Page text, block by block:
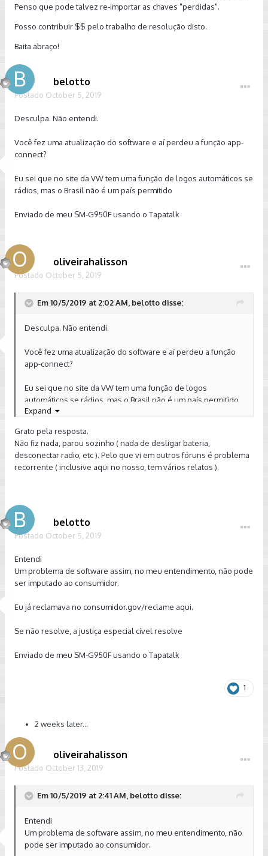
Penso que pode talvez re-importar as chaves "perdidas".
Posso contribuir $$ pelo trabalho de resolução disto.
Baita abraço!
belotto
Postado October 5, 2019
Desculpa. Não entendi.
Você fez uma atualização do software e aí perdeu a função app-
connect?
Eu sei que no site da VW tem uma função de logos automáticos se
rádios, mas o Brasil não é um país permitido
Enviado de meu SM-G950F usando o Tapatalk
oliveirahalisson
Postado October 5, 2019
Em 10/5/2019 at 2:02 AM, belotto disse:
Desculpa. Não entendi.
Você fez uma atualização do software e aí perdeu a função
app-connect?
Eu sei que no site da VW tem uma função de logos
automáticos se rádios, mas o Brasil não é um país permitido
Expand
Grato pela resposta.
Não fiz nada, parou sozinho ( nada de desligar bateria,
desconectar radio, etc ). Pelo que vi em outros fóruns é problema
recorrente ( inclusive aqui no nosso, tem vários relatos ).
belotto
Postado October 5, 2019
Entendi
Um problema de software assim, no meu entendimento, não pode
ser imputado ao consumidor.
Eu já reclamava no consumidor.gov/reclame aqui.
Se não resolve, a justiça especial cível resolve
Enviado de meu SM-G950F usando o Tapatalk
1
2 weeks later...
oliveirahalisson
Postado October 13, 2019
Em 10/5/2019 at 2:41 AM, belotto disse:
Entendi
Um problema de software assim, no meu entendimento, não
pode ser imputado ao consumidor.